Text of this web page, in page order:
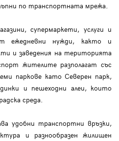
по транспортната мрежа.
супермаркети, услуги и
ежедневни нужди, както и
и заведения на територията
жителите разполагат със
паркове като Северен парк,
и пешеходни алеи, които
среда.
удобни транспортни връзки,
и разнообразен жилищен